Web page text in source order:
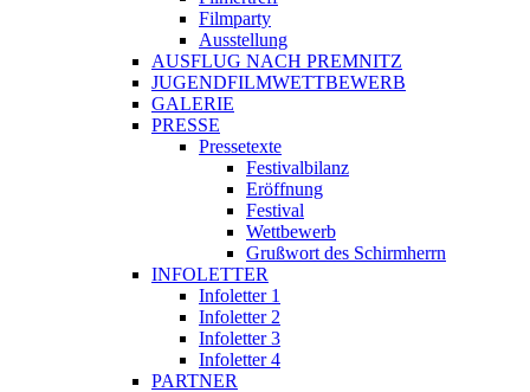
Filmparty
Ausstellung
AUSFLUG NACH PREMNITZ
JUGENDFILMWETTBEWERB
GALERIE
PRESSE
Pressetexte
Festivalbilanz
Eröffnung
Festival
Wettbewerb
Grußwort des Schirmherrn
INFOLETTER
Infoletter 1
Infoletter 2
Infoletter 3
Infoletter 4
PARTNER